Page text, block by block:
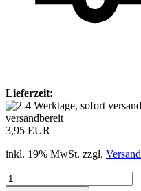
Lieferzeit:
versandbereit
3,95 EUR
inkl. 19% MwSt. zzgl. Versand